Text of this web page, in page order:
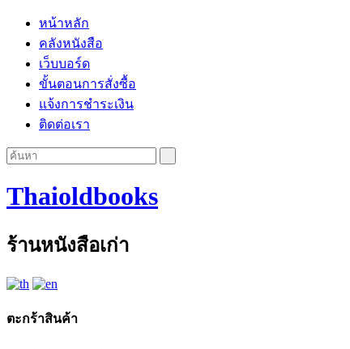
หน้าหลัก
คลังหนังสือ
เว็บบอร์ด
ขั้นตอนการสั่งซื้อ
แจ้งการชำระเงิน
ติดต่อเรา
Thaioldbooks
ร้านหนังสือเก่า
ตะกร้าสินค้า